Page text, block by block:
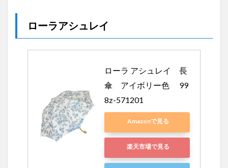
ローラアシュレイ
ローラ アシュレイ　長
傘　アイボリー色 　99
8z-571201
Amazonで見る
楽天市場で見る